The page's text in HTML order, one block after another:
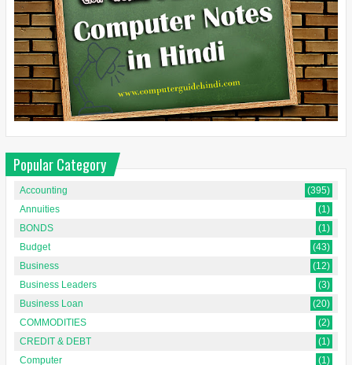
Popular Category
Accounting
(395)
Annuities
(1)
BONDS
(1)
Budget
(43)
Business
(12)
Business Leaders
(3)
Business Loan
(20)
COMMODITIES
(2)
CREDIT & DEBT
(1)
Computer
(1)